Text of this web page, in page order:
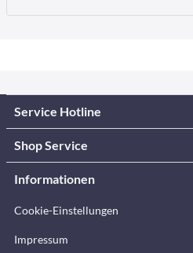
Service Hotline
Shop Service
Informationen
Cookie-Einstellungen
Impressum